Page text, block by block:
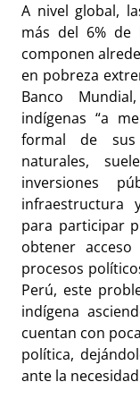
A nivel global,
más del 6% de
componen
en pobreza
Banco
indígenas “a
formal de
naturales,
inversiones
infraestructura
para participar
obtener
procesos
Perú, este
indígena
cuentan con
política,
ante la